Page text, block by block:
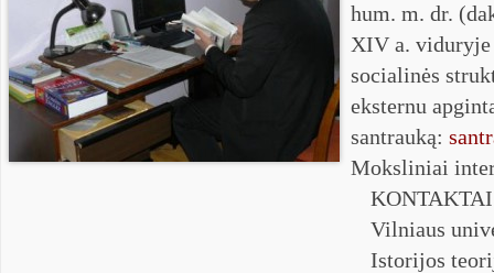
hum. m. dr.
XIV a.
socialinės
eksternu
santrauką:
Moksliniai
KONTAKTAI
Vilniaus
Istorijos